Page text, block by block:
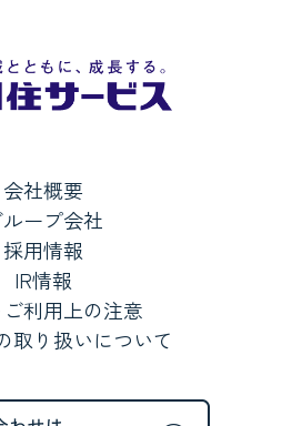
会社概要
ループ会社
採用情報
IR情報
利用上の注意
取り扱いについて